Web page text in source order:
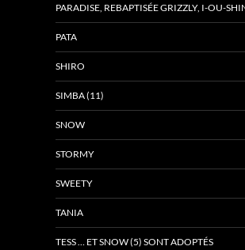
PARADISE, REBAPTISÉE GRIZZLY, I-OU-
PATA
SHIRO
SIMBA (11)
SNOW
STORMY
SWEETY
TANIA
TESS … ET SNOW (5) SONT ADOPTÉS